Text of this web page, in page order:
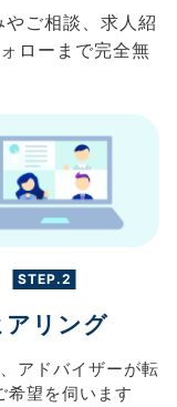
ご相談、求人紹
ローまで完全無
STEP.2
アリング
アドバイザーが転
希望を伺います